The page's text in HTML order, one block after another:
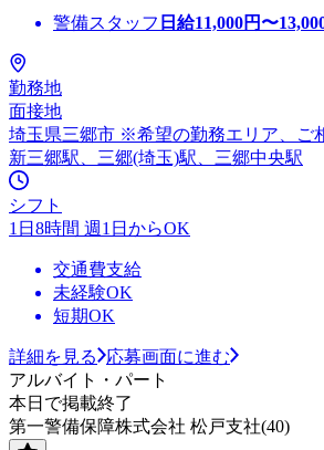
警備スタッフ 日給11,000円〜
勤務地
面接地
埼玉県三郷市 ※希望の勤務エリア、ご
新三郷駅、三郷(埼玉)駅、三郷中央駅
シフト
1日8時間 週1日からOK
交通費支給
未経験OK
短期OK
詳細を見る
応募画面に進む
アルバイト・パート
本日で掲載終了
第一警備保障株式会社 松戸支社(40)